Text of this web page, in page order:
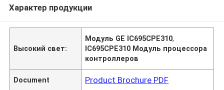
Характер продукции
Высокий свет:
Модуль GE IC695CPE310,
IC695CPE310 Модуль процессора
контроллеров
Document Product Brochure PDF